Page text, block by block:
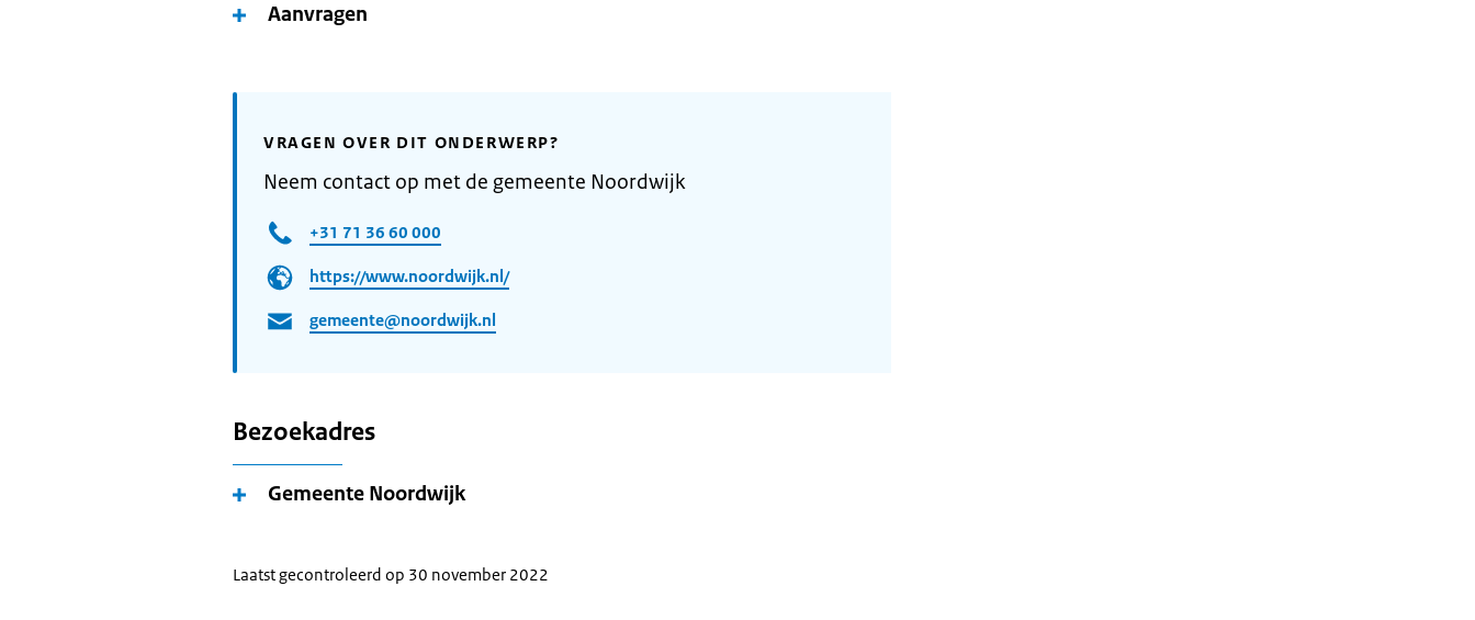
Aanvragen
VRAGEN OVER DIT ONDERWERP?
Neem contact op met de gemeente Noordwijk
+31 71 36 60 000
https://www.noordwijk.nl/
gemeente@noordwijk.nl
Bezoekadres
Gemeente Noordwijk
Laatst gecontroleerd op 30 november 2022